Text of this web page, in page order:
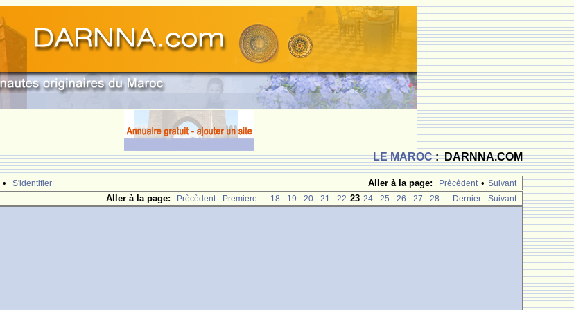
LE MAROC: DARNNA.COM
Aller à la page:
Prècèdent • Suivant
• S'identifier
Aller à la page: Prècèdent Premiere... 18 19 20 21 22 23 24 25 26 27 28 ...Dernier Suivant